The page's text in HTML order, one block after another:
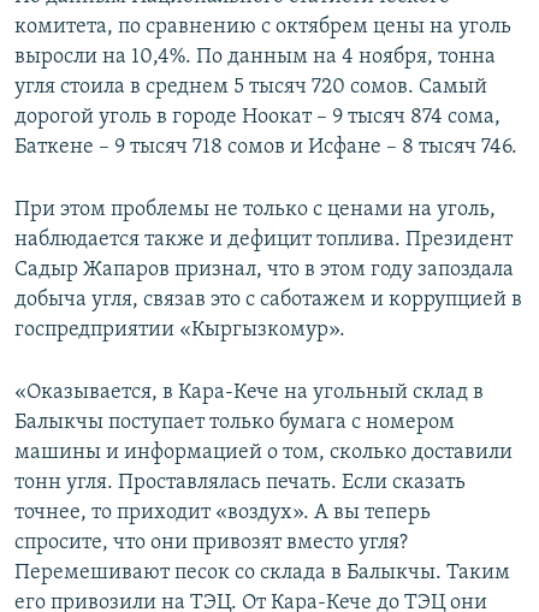
комитета, по сравнению с октябрем цены на уголь
выросли на 10,4%. По данным на 4 ноября, тонна
угля стоила в среднем 5 тысяч 720 сомов. Самый
дорогой уголь в городе Ноокат – 9 тысяч 874 сома,
Баткене – 9 тысяч 718 сомов и Исфане – 8 тысяч 746.
При этом проблемы не только с ценами на уголь,
наблюдается также и дефицит топлива. Президент
Садыр Жапаров признал, что в этом году запоздала
добыча угля, связав это с саботажем и коррупцией в
госпредприятии «Кыргызкомур».
«Оказывается, в Кара-Кече на угольный склад в
Балыкчы поступает только бумага с номером
машины и информацией о том, сколько доставили
тонн угля. Проставлялась печать. Если сказать
точнее, то приходит «воздух». А вы теперь
спросите, что они привозят вместо угля?
Перемешивают песок со склада в Балыкчы. Таким
его привозили на ТЭЦ. От Кара-Кече до ТЭЦ они